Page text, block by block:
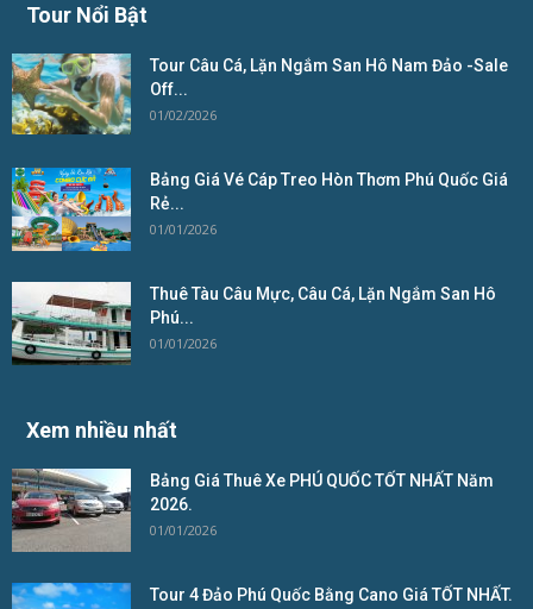
Tour Nổi Bật
Tour Câu Cá, Lặn Ngắm San Hô Nam Đảo -Sale
Off...
01/02/2026
Bảng Giá Vé Cáp Treo Hòn Thơm Phú Quốc Giá
Rẻ...
01/01/2026
Thuê Tàu Câu Mực, Câu Cá, Lặn Ngắm San Hô
Phú...
01/01/2026
Xem nhiều nhất
Bảng Giá Thuê Xe PHÚ QUỐC TỐT NHẤT Năm
2026.
01/01/2026
Tour 4 Đảo Phú Quốc Bằng Cano Giá TỐT NHẤT.